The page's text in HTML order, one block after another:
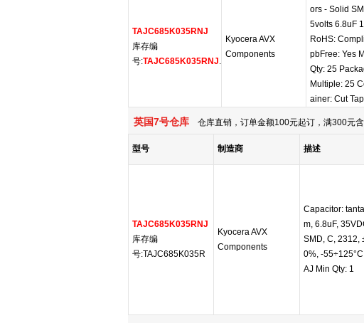
TAJC685K035RNJ
库存编
号:TAJC685K035RNJ.
Kyocera AVX
Components
ors - Solid
5volts 6.8uF
RoHS:
pbFree: Yes
Qty: 25
Multiple: 25
ainer: Cut
英国7号仓库 仓库直销，订单金额100元起订，满300元
型号 制造商 描述
TAJC685K035RNJ
库存编
号:TAJC685K035R
Kyocera AVX
Components
Capacitor:
m, 6.8uF,
SMD, C, 2312,
0%, -
AJ Min Qty: 1